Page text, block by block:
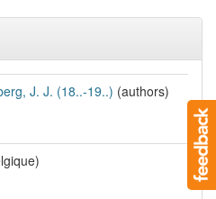
J. J. (18..-19..) (authors)